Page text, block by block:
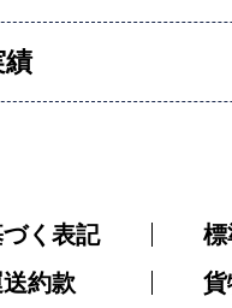
績
く表記
標
約款
貨